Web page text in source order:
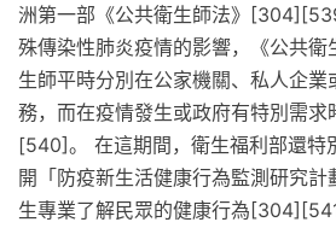
洲第一部《公共衛生師法》
殊傳染性肺炎疫情的影響，《公共衛
生師平時分別在公家機關、私人企業
務，而在疫情發生或政府有特別需
[540]。 在這期間，衛生福利部還特
開「防疫新生活健康行為監測研究
生專業了解民眾的健康行為